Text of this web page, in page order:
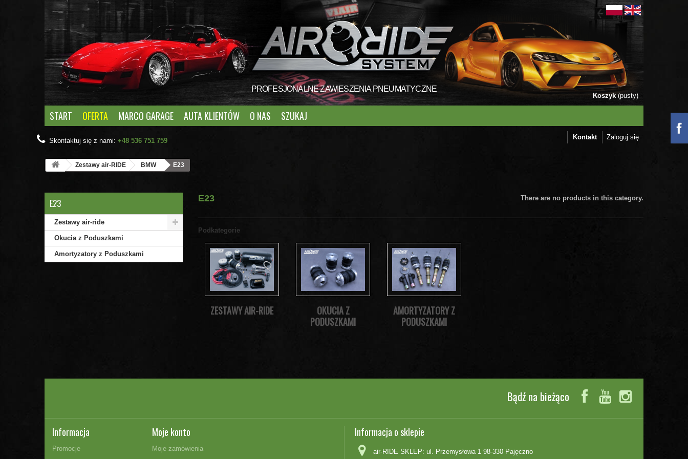
PROFESJONALNE ZAWIESZENIA PNEUMATYCZNE
Koszyk (pusty)
START OFERTA MARCO GARAGE AUTA KLIENTÓW O NAS SZUKAJ
Zaloguj się
Kontakt
Skontaktuj się z nami: +48 536 751 759
Zestawy air-RIDE BMW E23
E23
Zestawy air-ride
Okucia z Poduszkami
Amortyzatory z Poduszkami
E23 There are no products in this category.
Podkategorie
ZESTAWY AIR-RIDE
OKUCIA Z
PODUSZKAMI
AMORTYZATORY Z
PODUSZKAMI
Bądź na bieżąco
Informacja
Promocje
Moje konto
Moje zamówienia
Informacja o sklepie
air-RIDE SKLEP: ul. Przemysłowa 1 98-330 Pajęczno